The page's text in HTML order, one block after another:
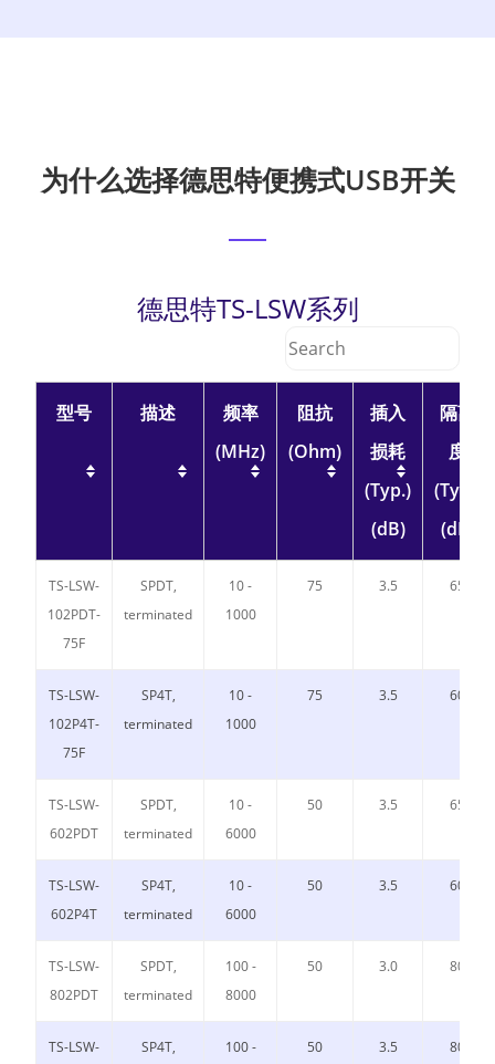
为什么选择德思特便携式USB开关
德思特TS-LSW系列
型号 描述
频率
(MHz)
阻抗
(Ohm)
插入
损耗
(Typ.)
(dB)
隔离
度
(Typ.)
(dB)
TS-LSW-
102PDT-
75F
SPDT,
terminated
10 -
1000
75 3.5 65
TS-LSW-
102P4T-
75F
SP4T,
terminated
10 -
1000
75 3.5 60
TS-LSW-
602PDT
SPDT,
terminated
10 -
6000
50 3.5 65
TS-LSW-
602P4T
SP4T,
terminated
10 -
6000
50 3.5 60
TS-LSW-
802PDT
SPDT,
terminated
100 -
8000
50 3.0 80
TS-LSW-
SP4T,
100 -
50 3.5 80